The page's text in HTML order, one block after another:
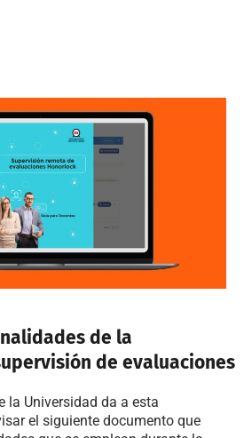
de la
de evaluaciones
la Universidad da a esta
el siguiente documento que